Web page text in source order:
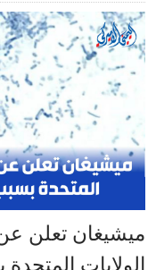
ميشيغان تعلن
الولايات